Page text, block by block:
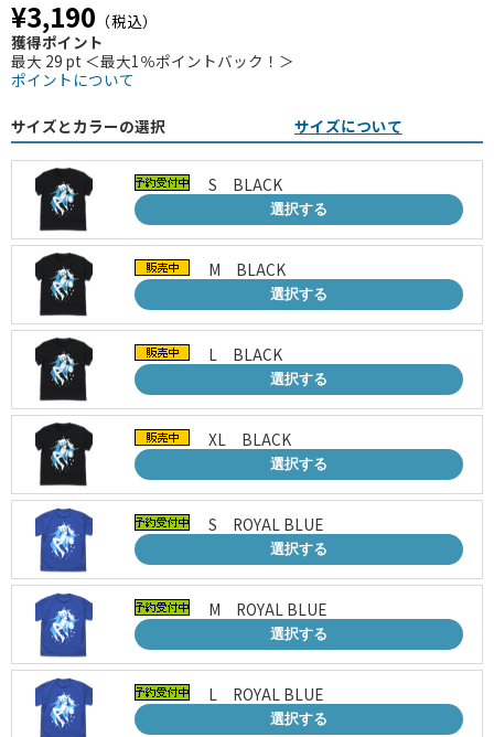
¥3,190 （税込）
獲得ポイント
最大 29 pt ＜最大1％ポイントバック！＞
ポイントについて
サイズとカラーの選択 サイズについて
S BLACK
選択する
M BLACK
選択する
L BLACK
選択する
XL BLACK
選択する
S ROYAL BLUE
選択する
M ROYAL BLUE
選択する
L ROYAL BLUE
選択する